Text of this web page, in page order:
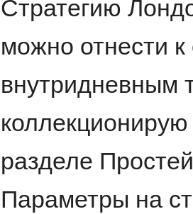
Стратегию
можно отнести
внутридневным
разделе
Параметры на